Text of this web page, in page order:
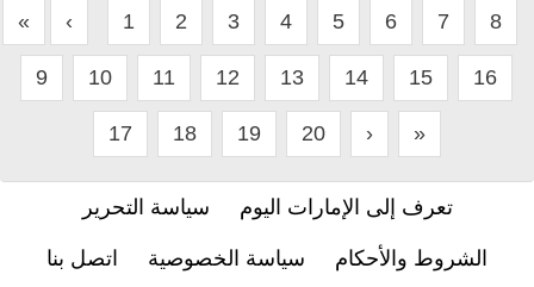
« ‹ 1 2 3 4 5 6 7 8
9 10 11 12 13 14 15 16
17 18 19 20 › »
تعرف إلى الإمارات اليوم سياسة التحرير
الشروط والأحكام سياسة الخصوصية اتصل بنا